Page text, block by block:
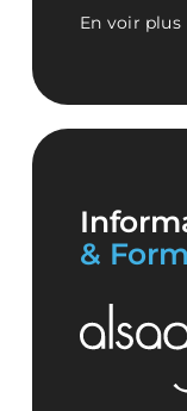
En voir plus
&